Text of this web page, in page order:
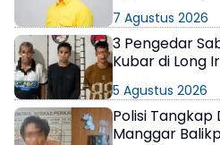
7 Agustus 2026
3 Pengedar
Kubar di Long
5 Agustus 2026
Polisi Tangkap
Manggar